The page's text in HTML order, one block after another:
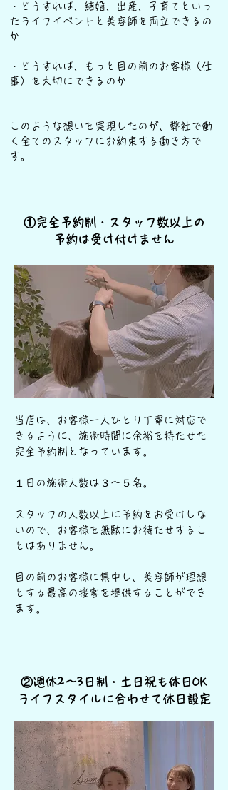
・どうすれば、結婚、出産、子育てといっ
たライフイベントと美容師を両立できるの
か
・どうすれば、もっと目の前のお客様（仕
事）を大切にできるのか
​このような想いを実現したのが、弊社で働
く全てのスタッフにお約束する働き方で
す。
​①完全予約制・スタッフ数以上の
予約は受け付けません
当店は、お客様一人ひとり丁寧に対応で
きるように、施術時間に余裕を持たせた
完全予約制となっています。
１日の施術人数は３〜５名。
スタッフの人数以上に予約をお受けしな
いので、お客様を無駄にお待たせするこ
とはありません。
​目の前のお客様に集中し、美容師が理想
とする最高の接客を提供することができ
ます。
②週休2〜3日制・土日祝も休日OK
ライフ​スタイルに合わせて休日設定